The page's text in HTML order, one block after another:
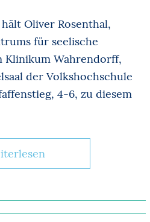
Oliver Rosenthal,
für seelische
Klinikum Wahrendorff,
der Volkshochschule
4-6, zu diesem